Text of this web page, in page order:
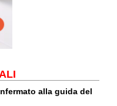
alla guida del